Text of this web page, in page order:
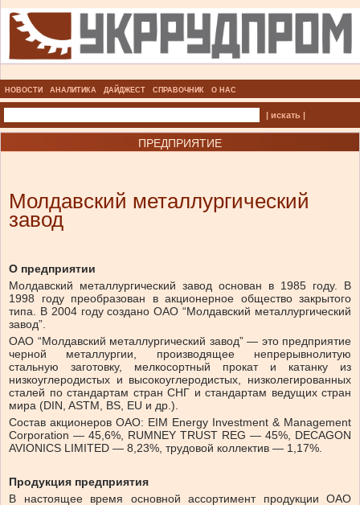
НОВОСТИ АНАЛИТИКА ДАЙДЖЕСТ СПРАВОЧНИК О НАС
| искать |
ПРЕДПРИЯТИЕ
Молдавский металлургический
завод
О предприятии
Молдавский металлургический завод основан в 1985 году. В
1998 году преобразован в акционерное общество закрытого
типа. В 2004 году создано ОАО “Молдавский металлургический
завод”.
ОАО “Молдавский металлургический завод” — это предприятие
черной металлургии, производящее непрерывнолитую
стальную заготовку, мелкосортный прокат и катанку из
низкоуглеродистых и высокоуглеродистых, низколегированных
сталей по стандартам стран СНГ и стандартам ведущих стран
мира (DIN, ASTM, BS, EU и др.).
Состав акционеров OAO: EIM Energy Investment & Management
Corporation — 45,6%, RUMNEY TRUST REG — 45%, DECAGON
AVIONICS LIMITED — 8,23%, трудовой коллектив — 1,17%.
Продукция предприятия
В настоящее время основной ассортимент продукции ОАО